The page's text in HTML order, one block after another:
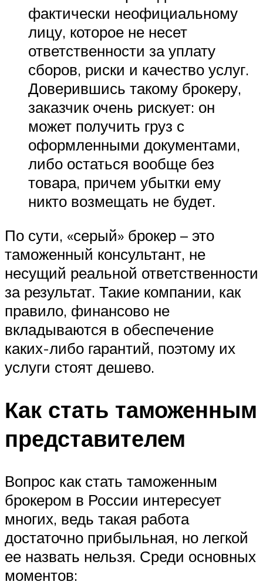
фактически неофициальному
лицу, которое не несет
ответственности за уплату
сборов, риски и качество услуг.
Доверившись такому брокеру,
заказчик очень рискует: он
может получить груз с
оформленными документами,
либо остаться вообще без
товара, причем убытки ему
никто возмещать не будет.
По сути, «серый» брокер – это
таможенный консультант, не
несущий реальной ответственности
за результат. Такие компании, как
правило, финансово не
вкладываются в обеспечение
каких-либо гарантий, поэтому их
услуги стоят дешево.
Как стать таможенным
представителем
Вопрос как стать таможенным
брокером в России интересует
многих, ведь такая работа
достаточно прибыльная, но легкой
ее назвать нельзя. Среди основных
моментов: